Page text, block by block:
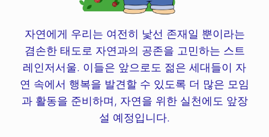
자연에게 우리는 여전히 낯선 존재일 뿐이라는
겸손한 태도로 자연과의 공존을 고민하는 스트
레인저서울. 이들은 앞으로도 젊은 세대들이 자
연 속에서 행복을 발견할 수 있도록 더 많은 모임
과 활동을 준비하며, 자연을 위한 실천에도 앞장
설 예정입니다.